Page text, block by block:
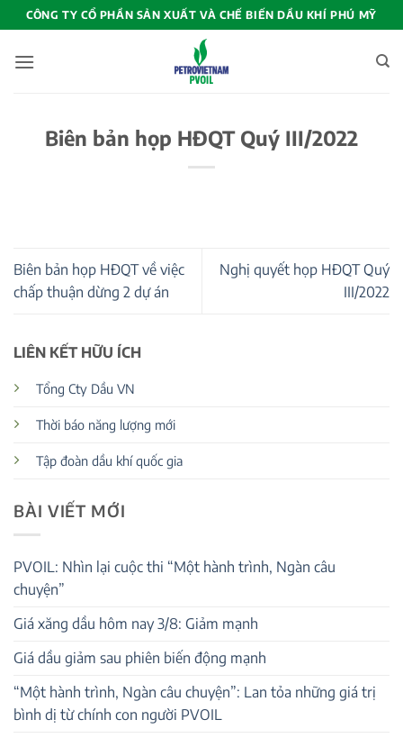
qua
nội
CÔNG TY CỔ PHẦN SẢN XUẤT VÀ CHẾ BIẾN DẦU KHÍ PHÚ MỸ
Biên bản họp HĐQT Quý III/2022
Biên bản họp HĐQT về việc
chấp thuận dừng 2 dự án
Nghị quyết họp HĐQT Quý
III/2022
LIÊN KẾT HỮU ÍCH
Tổng Cty Dầu VN
Thời báo năng lượng mới
Tập đoàn dầu khí quốc gia
BÀI VIẾT MỚI
PVOIL: Nhìn lại cuộc thi “Một hành trình, Ngàn câu
chuyện”
Giá xăng dầu hôm nay 3/8: Giảm mạnh
Giá dầu giảm sau phiên biến động mạnh
“Một hành trình, Ngàn câu chuyện”: Lan tỏa những giá trị
bình dị từ chính con người PVOIL